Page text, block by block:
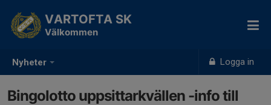
Nyheter Logga in
VARTOFTA SK
Välkommen
Bingolotto uppsittarkvällen -info till